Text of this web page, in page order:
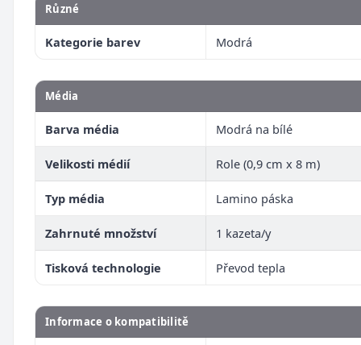
Různé
Kategorie barev Modrá
Média
Barva média Modrá na bílé
Velikosti médií Role (0,9 cm x 8 m)
Typ média Lamino páska
Zahrnuté množství 1 kazeta/y
Tisková technologie Převod tepla
Informace o kompatibilitě